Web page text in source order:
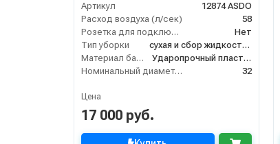
Артикул
12874 ASDO
Расход воздуха (л/сек)
58
Розетка для подключения инструмента
Нет
Тип уборки
сухая и сбор жидкостей
Материал бака
Ударопрочный пластик
Номинальный диаметр принадлежностей (мм)
32
Цена
17 000 руб.